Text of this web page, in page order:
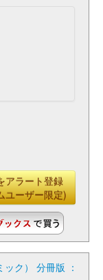
アラート登録
ユーザー限定)
ク） 分冊版 ：